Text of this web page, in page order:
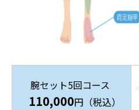
腕セット5回コース
110,000円（税込）